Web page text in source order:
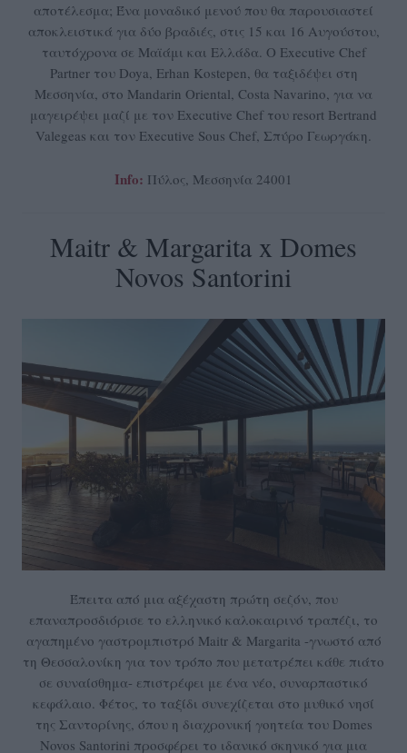
αποτέλεσμα; Ένα μοναδικό μενού που θα παρουσιαστεί
αποκλειστικά για δύο βραδιές, στις 15 και 16 Αυγούστου,
ταυτόχρονα σε Μαϊάμι και Ελλάδα. Ο Executive Chef
Partner του Doya, Erhan Kostepen, θα ταξιδέψει στη
Μεσσηνία, στο Mandarin Oriental, Costa Navarino, για να
μαγειρέψει μαζί με τον Executive Chef του resort Bertrand
Valegeas και τον Executive Sous Chef, Σπύρο Γεωργάκη.
Info: Πύλος, Μεσσηνία 24001
Maitr & Margarita x Domes
Novos Santorini
Έπειτα από μια αξέχαστη πρώτη σεζόν, που
επαναπροσδιόρισε το ελληνικό καλοκαιρινό τραπέζι, το
αγαπημένο γαστρομπιστρό Maitr & Margarita -γνωστό από
τη Θεσσαλονίκη για τον τρόπο που μετατρέπει κάθε πιάτο
σε συναίσθημα- επιστρέφει με ένα νέο, συναρπαστικό
κεφάλαιο. Φέτος, το ταξίδι συνεχίζεται στο μυθικό νησί
της Σαντορίνης, όπου η διαχρονική γοητεία του Domes
Novos Santorini προσφέρει το ιδανικό σκηνικό για μια